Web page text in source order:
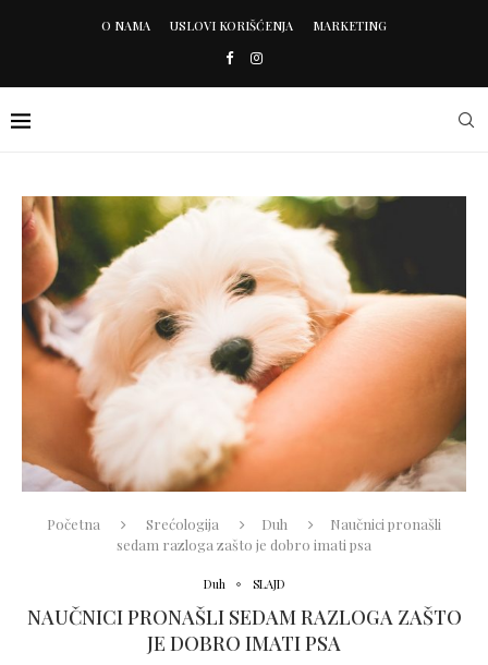
O NAMA USLOVI KORIŠĆENJA MARKETING
Početna Srećologija Duh
Naučnici pronašli
sedam razloga zašto je dobro imati psa
Duh SLAJD
NAUČNICI PRONAŠLI SEDAM RAZLOGA ZAŠTO
JE DOBRO IMATI PSA